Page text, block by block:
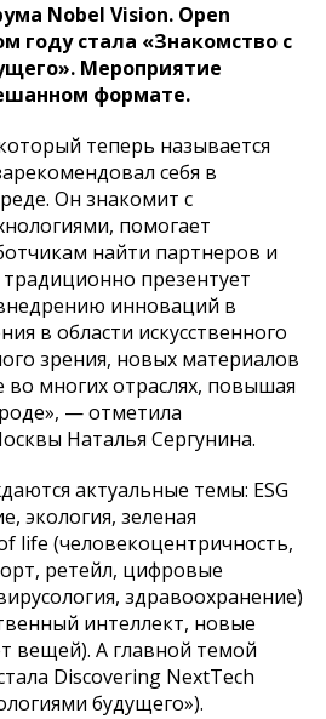
Nobel Vision. Open
году стала «Знакомство с
Мероприятие
формате.
теперь называется
себя в
Он знакомит с
помогает
найти партнеров и
презентует
инноваций в
в области искусственного
зрения, новых материалов
многих отраслях, повышая
— отметила
Наталья Сергунина.
актуальные темы: ESG
экология, зеленая
life (человекоцентричность,
ретейл, цифровые
здравоохранение)
интеллект, новые
вещей). А главной темой
Discovering NextTech
будущего»).